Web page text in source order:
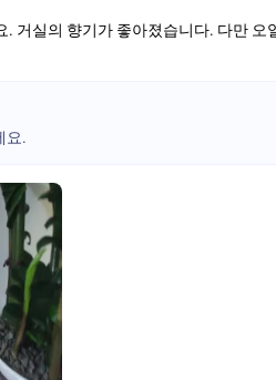
. 거실의 향기가 좋아졌습니다. 다만 오
요.